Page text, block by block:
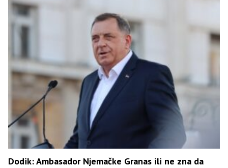
Dodik: Ambasador Njemačke Granas ili ne zna da